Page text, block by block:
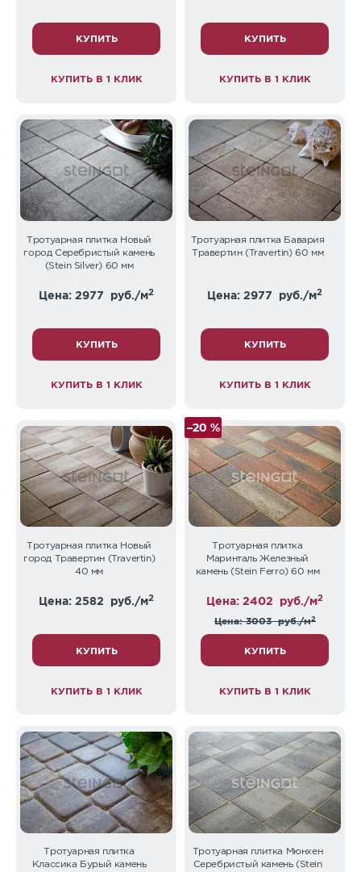
КУПИТЬ
КУПИТЬ В 1 КЛИК
КУПИТЬ
КУПИТЬ В 1 КЛИК
Тротуарная плитка Новый
город Серебристый камень
(Stein Silver) 60 мм
Цена: 2977 руб./м2
КУПИТЬ
КУПИТЬ В 1 КЛИК
Тротуарная плитка Бавария
Травертин (Travertin) 60 мм
Цена: 2977 руб./м2
КУПИТЬ
КУПИТЬ В 1 КЛИК
Тротуарная плитка Новый
город Травертин (Travertin)
40 мм
Цена: 2582 руб./м2
КУПИТЬ
КУПИТЬ В 1 КЛИК
–20 %
Тротуарная плитка
Маринталь Железный
камень (Stein Ferro) 60 мм
Цена: 2402 руб./м2
Цена: 3003руб./м2
КУПИТЬ
КУПИТЬ В 1 КЛИК
Тротуарная плитка
Классика Бурый камень
Тротуарная плитка Мюнхен
Серебристый камень (Stein